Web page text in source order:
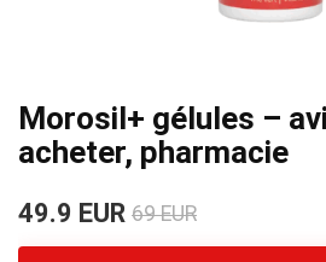
Morosil+ gélules –
acheter, pharmacie
49.9 EUR 69 EUR